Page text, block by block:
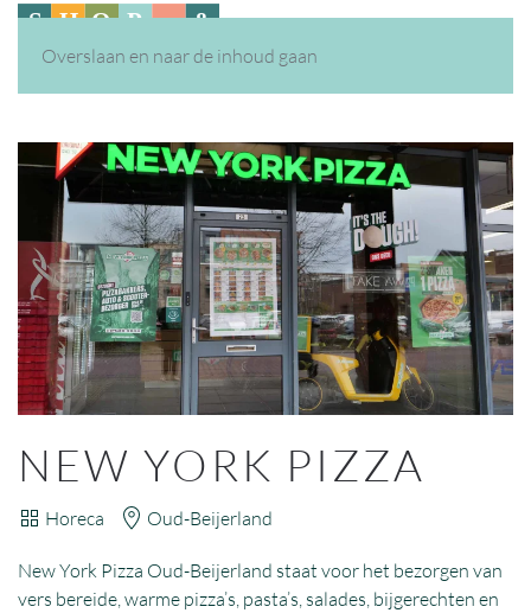
Overslaan en naar de inhoud gaan
NEW YORK PIZZA
Horeca Oud-Beijerland
New York Pizza Oud-Beijerland staat voor het bezorgen van
vers bereide, warme pizza’s, pasta’s, salades, bijgerechten en